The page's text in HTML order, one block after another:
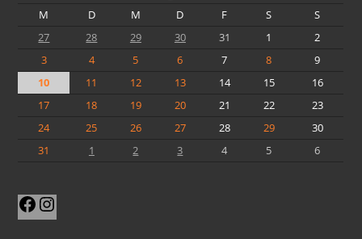
M D M D F S
S
27
28 29 30 31 1
2
3
4 5 6 7 8
9
10
11 12 13 14 15
16
17
18 19 20 21 22
23
24
25 26 27 28 29
30
31
1 2 3 4 5 6
Facebook